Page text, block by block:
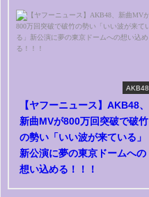
AKB48
【ヤフーニュース】AKB48、
新曲MVが800万回突破で破竹
の勢い「いい波が来ている」
新公演に夢の東京ドームへの
想い込める！！！